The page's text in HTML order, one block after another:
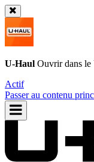
U-Haul Ouvrir dans le
Actif
Passer au contenu